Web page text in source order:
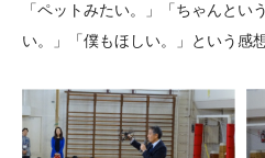
「ペットみたい。」「ちゃんとい
い。」「僕もほしい。」という感